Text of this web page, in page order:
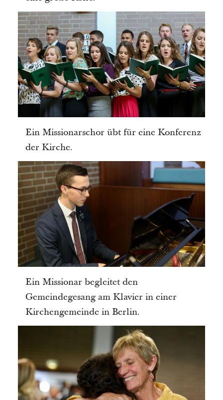
Ein Missionarschor übt für eine Konferenz
der Kirche.
Ein Missionar begleitet den
Gemeindegesang am Klavier in einer
Kirchengemeinde in Berlin.